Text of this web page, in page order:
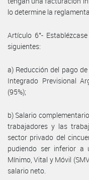
lo determine la
Artículo 6°-
siguientes:
a) Reducción del pago
Integrado Previsional
(95%);
b) Salario
trabajadores y las
sector privado del
pudiendo ser inferior a
Mínimo, Vital y Móvil
salario neto.